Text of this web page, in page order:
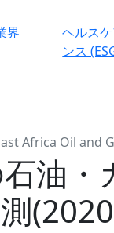
界
ヘルス
ンス
Africa Oil and
油・